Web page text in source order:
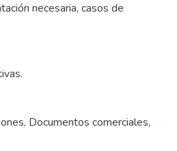
necesaria, casos de
, Documentos comerciales,